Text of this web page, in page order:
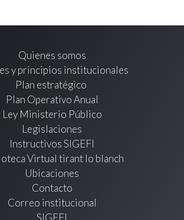
Quienes somos
y principios institucionales
Plan estratégico
Plan Operativo Anual
Ley Ministerio Público
Legislaciones
Instructivos SIGEFI
Virtual tirant lo blanch
Ubicaciones
Contacto
Correo institucional
SIGEFI